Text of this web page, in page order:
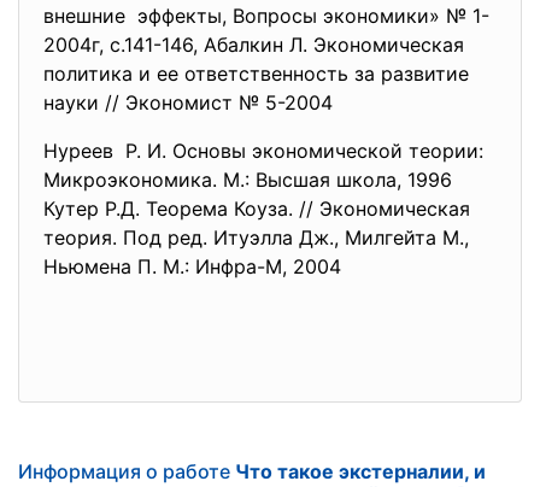
внешние эффекты, Вопросы экономики» № 1-
2004г, с.141-146, Абалкин Л. Экономическая
политика и ее ответственность за развитие
науки // Экономист № 5-2004
Нуреев Р. И. Основы экономической теории:
Микроэкономика. М.: Высшая школа, 1996
Кутер Р.Д. Теорема Коуза. // Экономическая
теория. Под ред. Итуэлла Дж., Милгейта М.,
Ньюмена П. М.: Инфра-М, 2004
Информация о работе Что такое экстерналии, и